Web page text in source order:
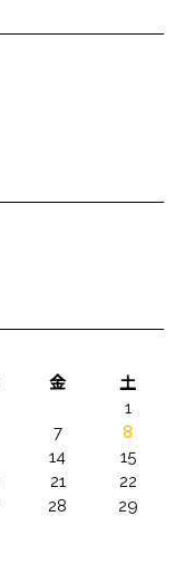
金
土
1
7
8
14
15
21
22
28
29